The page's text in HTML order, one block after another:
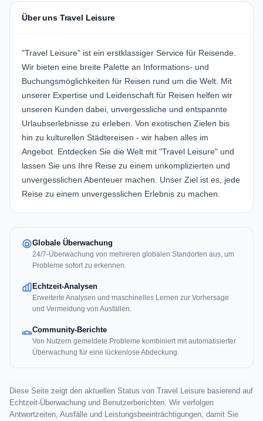
Über uns Travel Leisure
"Travel Leisure" ist ein erstklassiger Service für Reisende.
Wir bieten eine breite Palette an Informations- und
Buchungsmöglichkeiten für Reisen rund um die Welt. Mit
unserer Expertise und Leidenschaft für Reisen helfen wir
unseren Kunden dabei, unvergessliche und entspannte
Urlaubserlebnisse zu erleben. Von exotischen Zielen bis
hin zu kulturellen Städtereisen - wir haben alles im
Angebot. Entdecken Sie die Welt mit "Travel Leisure" und
lassen Sie uns Ihre Reise zu einem unkomplizierten und
unvergesslichen Abenteuer machen. Unser Ziel ist es, jede
Reise zu einem unvergesslichen Erlebnis zu machen.
Globale Überwachung
24/7-Überwachung von mehreren globalen Standorten aus, um
Probleme sofort zu erkennen.
Echtzeit-Analysen
Erweiterte Analysen und maschinelles Lernen zur Vorhersage
und Vermeidung von Ausfällen.
Community-Berichte
Von Nutzern gemeldete Probleme kombiniert mit automatisierter
Überwachung für eine lückenlose Abdeckung.
Diese Seite zeigt den aktuellen Status von Travel Leisure basierend auf
Echtzeit-Überwachung und Benutzerberichten. Wir verfolgen
Antwortzeiten, Ausfälle und Leistungsbeeinträchtigungen, damit Sie